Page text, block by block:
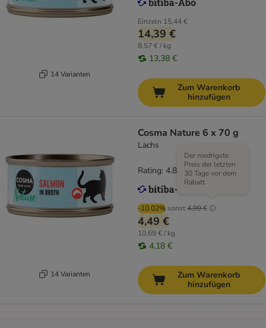
14 Varianten
Einzeln 15,44 €
14,39 €
8,57 € / kg
13,38 €
Zum Warenkorb
hinzufügen
14 Varianten
Cosma Nature 6 x 70 g
Lachs
-10.02% sonst4,99 €
Der niedrigste
Preis der letzten
30 Tage vor dem
Rabatt
4,49 €
10,69 € / kg
4,18 €
Rating: 4.8/5 (164
Zum Warenkorb
hinzufügen